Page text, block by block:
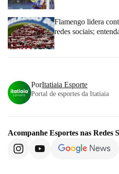
Flamengo lidera
redes sociais;
PorItatiaia Esporte
Portal de esportes da Itatiaia
Acompanhe Esportes nas Redes